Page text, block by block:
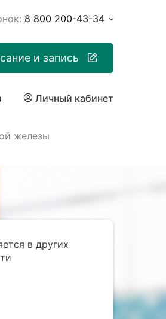
8 800 200-43-34
и запись
Личный кабинет
железы
в других